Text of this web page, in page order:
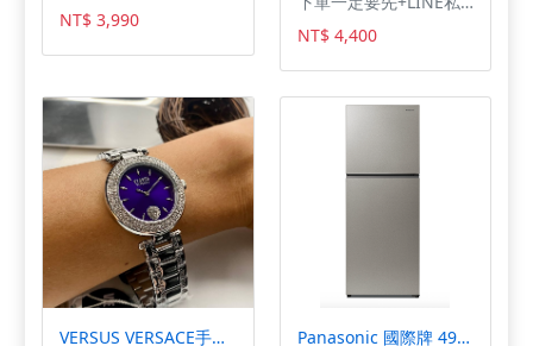
刮能力，搭配鋁金屬中
等級，可在最深達 6 公
尺水中待最長 30 分鐘
的時間。機身除了設有
電源鍵及音量鍵外，同
樣保留動作按鈕、相機
控制鍵等配置。 A19
仿生晶片 Apple
iPhone 17 搭載 A19 仿
生晶片，具備 16 核心
神經網路引擎，擁有 6
NT$ 3,990
訊 幫您安排快速審核及
回報審核進度 加LINE
私訊(一定要加@喔)：
@db3c 地址:高雄市新
產品，若賣場找不到您
NT$ 4,400
VERSUS VERSACE手錶,編號VV00366,36mm銀圓形精鋼錶殼,紫藍簡約, 中二針顯示錶面,銀色精鋼錶帶款
Panasonic 國際牌 498L雙門無邊框鋼板系列電冰箱 NR-B496TV